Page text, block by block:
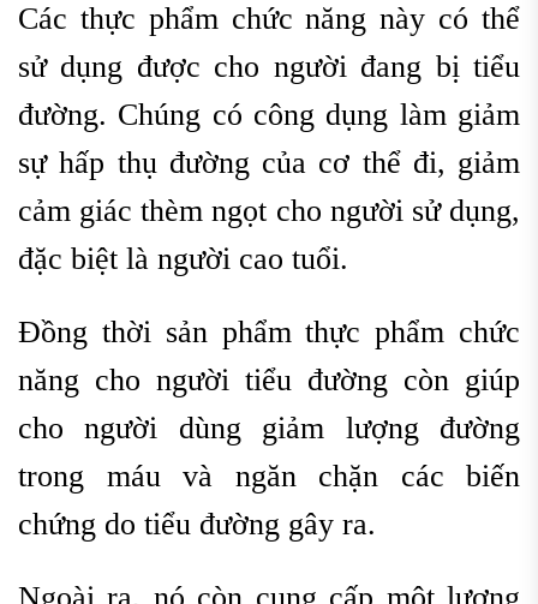
Các thực phẩm chức năng này có thể
sử dụng được cho người đang bị tiểu
đường. Chúng có công dụng làm giảm
sự hấp thụ đường của cơ thể đi, giảm
cảm giác thèm ngọt cho người sử dụng,
đặc biệt là người cao tuổi.
Đồng thời sản phẩm thực phẩm chức
năng cho người tiểu đường còn giúp
cho người dùng giảm lượng đường
trong máu và ngăn chặn các biến
chứng do tiểu đường gây ra.
Ngoài ra, nó còn cung cấp một lượng